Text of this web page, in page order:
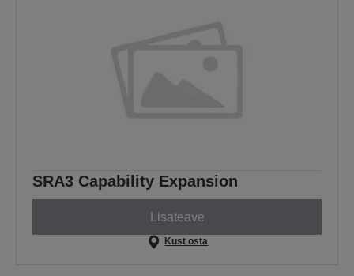
SRA3 Capability Expansion
Lisateave
Kust osta